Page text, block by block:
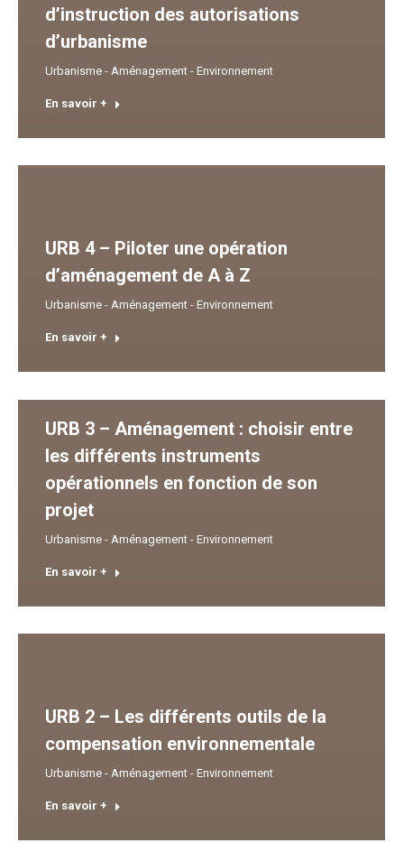
d’instruction des autorisations
d’urbanisme
Urbanisme - Aménagement - Environnement
En savoir +
URB 4 – Piloter une opération
d’aménagement de A à Z
Urbanisme - Aménagement - Environnement
En savoir +
URB 3 – Aménagement : choisir entre
les différents instruments
opérationnels en fonction de son
projet
Urbanisme - Aménagement - Environnement
En savoir +
URB 2 – Les différents outils de la
compensation environnementale
Urbanisme - Aménagement - Environnement
En savoir +